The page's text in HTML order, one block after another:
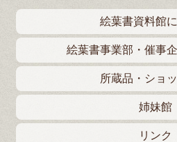
絵葉書資料館
絵葉書事業部・催事
所蔵品・ショ
姉妹館
リンク